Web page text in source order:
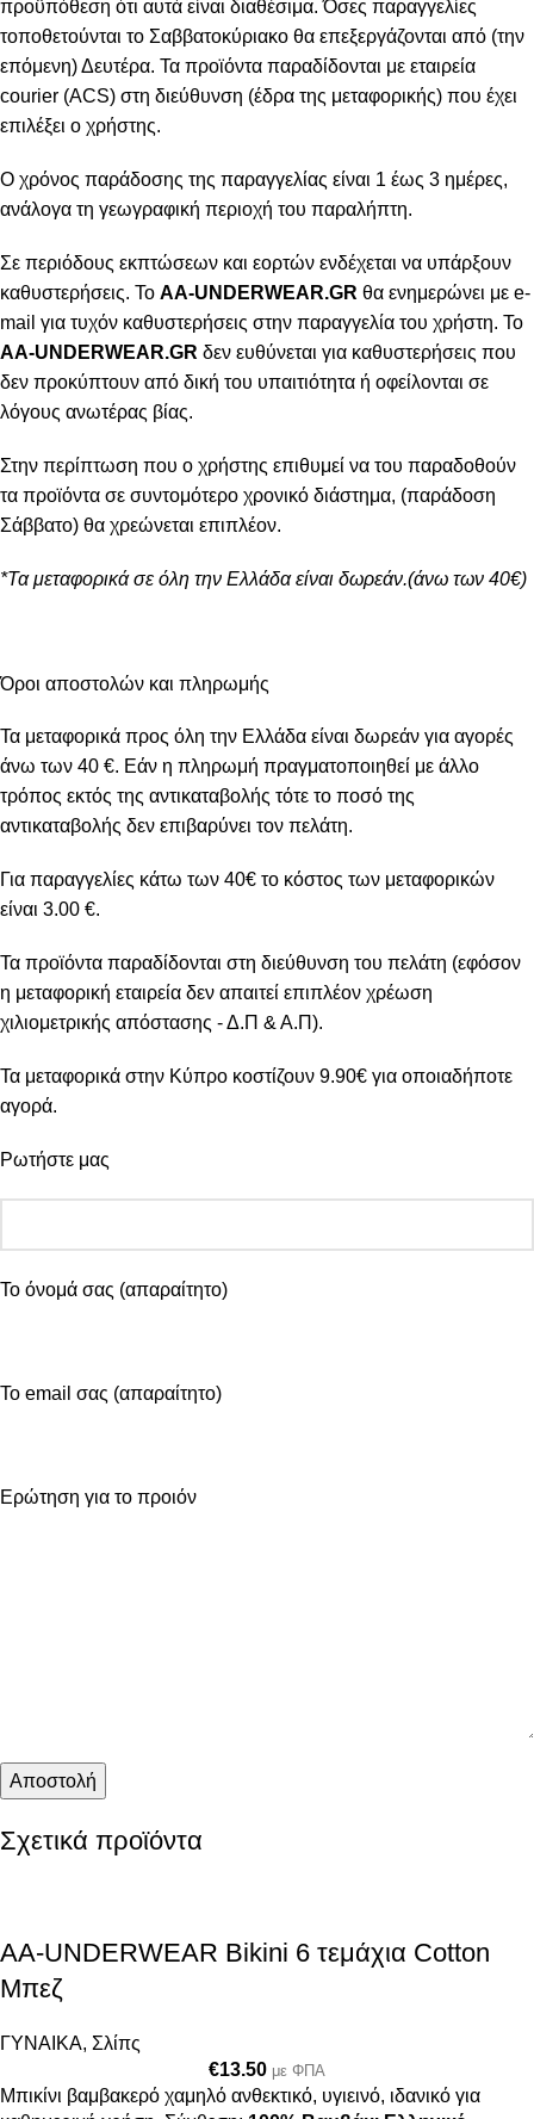
προϋπόθεση ότι αυτά είναι διαθέσιμα. Όσες παραγγελίες
τοποθετούνται το Σαββατοκύριακο θα επεξεργάζονται από (την
επόμενη) Δευτέρα. Τα προϊόντα παραδίδονται με εταιρεία
courier (ACS) στη διεύθυνση (έδρα της μεταφορικής) που έχει
επιλέξει ο χρήστης.
Ο χρόνος παράδοσης της παραγγελίας είναι 1 έως 3 ημέρες,
ανάλογα τη γεωγραφική περιοχή του παραλήπτη.
Σε περιόδους εκπτώσεων και εορτών ενδέχεται να υπάρξουν
καθυστερήσεις. Το AA-UNDERWEAR.GR θα ενημερώνει με e-
mail για τυχόν καθυστερήσεις στην παραγγελία του χρήστη. Το
AA-UNDERWEAR.GR δεν ευθύνεται για καθυστερήσεις που
δεν προκύπτουν από δική του υπαιτιότητα ή οφείλονται σε
λόγους ανωτέρας βίας.
Στην περίπτωση που ο χρήστης επιθυμεί να του παραδοθούν
τα προϊόντα σε συντομότερο χρονικό διάστημα, (παράδοση
Σάββατο) θα χρεώνεται επιπλέον.
*Τα μεταφορικά σε όλη την Ελλάδα είναι δωρεάν.(άνω των 40€)
Όροι αποστολών και πληρωμής
Τα μεταφορικά προς όλη την Ελλάδα είναι δωρεάν για αγορές
άνω των 40 €. Εάν η πληρωμή πραγματοποιηθεί με άλλο
τρόπος εκτός της αντικαταβολής τότε το ποσό της
αντικαταβολής δεν επιβαρύνει τον πελάτη.
Για παραγγελίες κάτω των 40€ το κόστος των μεταφορικών
είναι 3.00 €.
Τα προϊόντα παραδίδονται στη διεύθυνση του πελάτη (εφόσον
η μεταφορική εταιρεία δεν απαιτεί επιπλέον χρέωση
χιλιομετρικής απόστασης - Δ.Π & Α.Π).
Τα μεταφορικά στην Κύπρο κοστίζουν 9.90€ για οποιαδήποτε
αγορά.
Ρωτήστε μας
Το όνομά σας (απαραίτητο)
Το email σας (απαραίτητο)
Ερώτηση για το προιόν
Σχετικά προϊόντα
AA-UNDERWEAR Bikini 6 τεμάχια Cotton
Μπεζ
ΓΥΝΑΙΚΑ, Σλίπς
€13.50 με ΦΠΑ
Μπικίνι βαμβακερό χαμηλό ανθεκτικό, υγιεινό, ιδανικό για